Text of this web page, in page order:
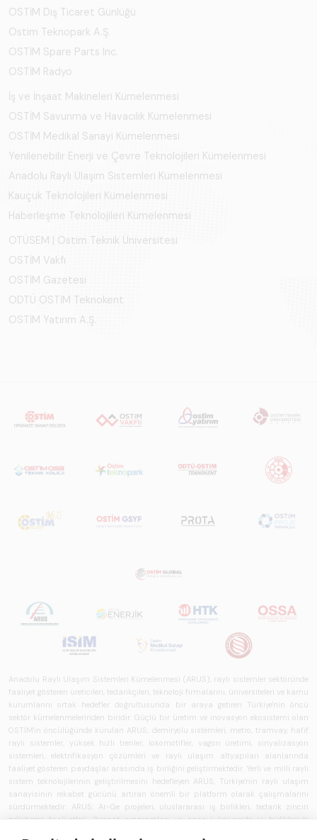
OSTİM Dış Ticaret Günlüğü
Ostim Teknopark A.Ş.
OSTİM Spare Parts Inc.
OSTİM Radyo
İş ve İnşaat Makineleri Kümelenmesi
OSTİM Savunma ve Havacılık Kümelenmesi
OSTİM Medikal Sanayi Kümelenmesi
Yenilenebilir Enerji ve Çevre Teknolojileri Kümelenmesi
Anadolu Raylı Ulaşım Sistemleri Kümelenmesi
Kauçuk Teknolojileri Kümelenmesi
Haberleşme Teknolojileri Kümelenmesi
OTÜSEM | Ostim Teknik Üniversitesi
OSTİM Vakfı
OSTİM Gazetesi
ODTÜ OSTİM Teknokent
OSTİM Yatırım A.Ş.
Anadolu Raylı Ulaşım Sistemleri Kümelenmesi (ARUS), raylı sistemler sektöründe
faaliyet gösteren üreticileri, tedarikçileri, teknoloji firmalarını, üniversiteleri ve kamu
kurumlarını ortak hedefler doğrultusunda bir araya getiren Türkiye'nin öncü
sektör kümelenmelerinden biridir. Güçlü bir üretim ve inovasyon ekosistemi olan
OSTİM'in öncülüğünde kurulan ARUS; demiryolu sistemleri, metro, tramvay, hafif
raylı sistemler, yüksek hızlı trenler, lokomotifler, vagon üretimi, sinyalizasyon
sistemleri, elektrifikasyon çözümleri ve raylı ulaşım altyapıları alanlarında
faaliyet gösteren paydaşlar arasında iş birliğini geliştirmektedir. Yerli ve milli raylı
sistem teknolojilerinin geliştirilmesini hedefleyen ARUS, Türkiye'nin raylı ulaşım
sanayisinin rekabet gücünü artıran önemli bir platform olarak çalışmalarını
sürdürmektedir. ARUS; Ar-Ge projeleri, uluslararası iş birlikleri, tedarik zinciri
geliştirme faaliyetleri, ihracat programları ve sanayi-üniversite iş birlikleriyle